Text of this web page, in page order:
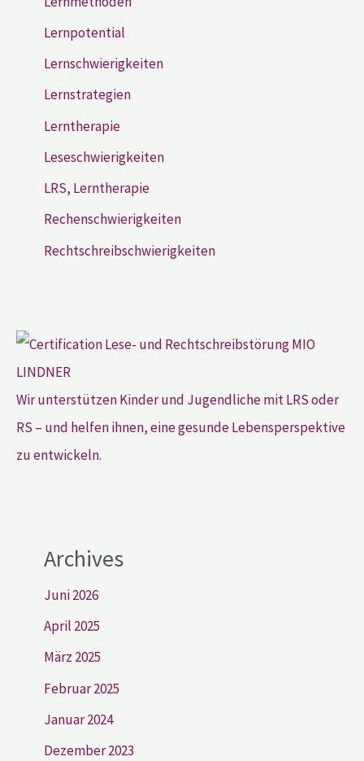
Lernpotential
Lernschwierigkeiten
Lernstrategien
Lerntherapie
Leseschwierigkeiten
LRS, Lerntherapie
Rechenschwierigkeiten
Rechtschreibschwierigkeiten
Wir unterstützen Kinder und Jugendliche mit LRS oder
RS – und helfen ihnen, eine gesunde Lebensperspektive
zu entwickeln.
Archives
Juni 2026
April 2025
März 2025
Februar 2025
Januar 2024
Dezember 2023